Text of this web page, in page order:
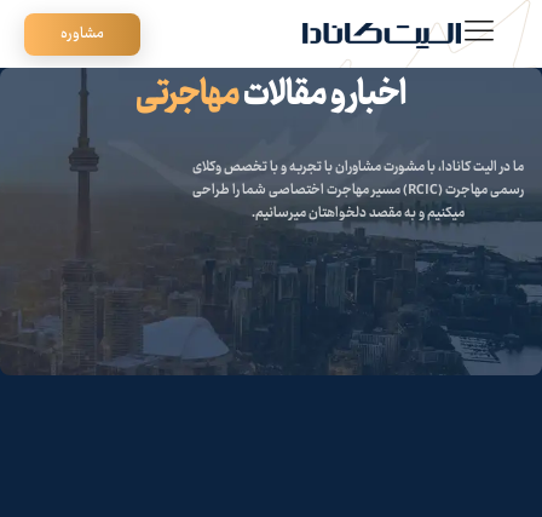
مشاوره
اخبار و مقالاتمهاجرتی
ما در الیت کانادا،با مشورت مشاوران با تجربهو با تخصص وکلای
رسمی مهاجرت (RCIC) مسیر مهاجرت اختصاصی شما را طراحی
میکنیم و به مقصد دلخواهتان میرسانیم.